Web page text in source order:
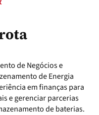
de Negócios e
de Energia
em finanças para
e gerenciar parcerias
de baterias.